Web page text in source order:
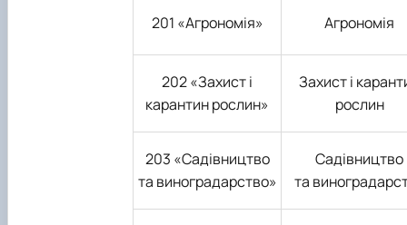
201 «Агрономія» Агрономія
202 «Захист і
карантин рослин»
Захист і
рослин
203 «Садівництво
та виноградарство»
Садівництво
та